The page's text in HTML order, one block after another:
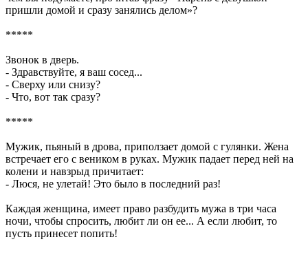
пришли домой и сразу занялись делом»?
*****
Звонок в дверь.
- Здравствуйте, я ваш сосед...
- Сверху или снизу?
- Что, вот так сразу?
*****
Мужик, пьяный в дрова, приползает домой с гулянки. Жена
встречает его с веником в руках. Мужик падает перед ней на
колени и навзрыд причитает:
- Люся, не улетай! Это было в последний раз!
Каждая женщина, имеет право разбудить мужа в три часа
ночи, чтобы спросить, любит ли он ее... А если любит, то
пусть принесет попить!